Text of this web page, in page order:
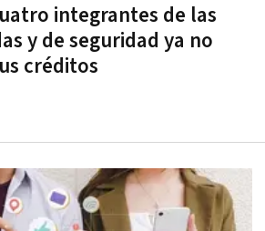
integrantes de las
y de seguridad ya no
créditos